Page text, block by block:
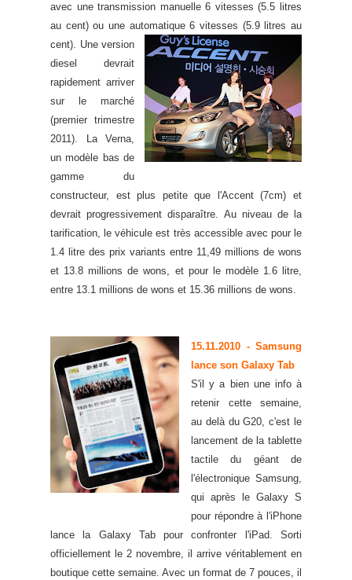
avec une transmission manuelle 6 vitesses(5.5 litres
au cent) ou une automatique 6 vitesses (5.9 litres au
cent). Une version
diesel devrait
rapidement arriver
sur le marché
(premier trimestre
2011). La Verna,
un modèle bas de
gamme du
constructeur, est plus petite que l'Accent (7cm) et
devrait progressivement disparaître. Au niveau de la
tarification, le véhicule est très accessible avec pour le
1.4 litre des prix variants entre 11,49 millions de wons
et 13.8 millions de wons, et pour le modèle 1.6 litre,
entre 13.1 millions de wons et 15.36 millions de wons.
15.11.2010 - Samsung
lance son Galaxy Tab
S'il y a bien une info à
retenir cette semaine,
au delà du G20, c'est le
lancement de la tablette
tactile du géant de
l'électronique Samsung,
qui après le Galaxy S
pour répondre à l'iPhone
lance la Galaxy Tab pour confronter l'iPad. Sorti
officiellement le 2 novembre, il arrive véritablement en
boutique cette semaine. Avec un format de 7 pouces, il